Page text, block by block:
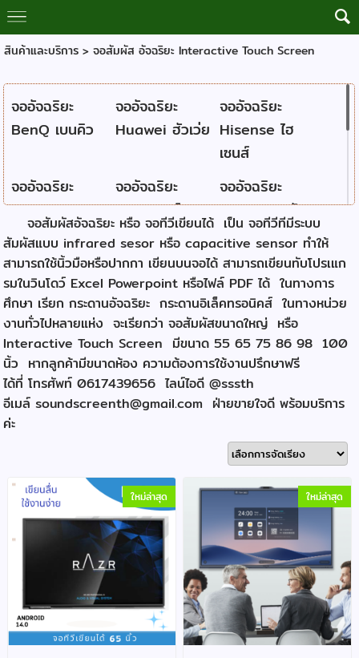
สินค้าและบริการ> จอสัมผัส อัจฉริยะ Interactive Touch Screen
จออัจฉริยะ
BenQ เบนคิว
จออัจฉริยะ
Huawei ฮัวเว่ย
จออัจฉริยะ
Hisense ไฮ
เซนส์
จออัจฉริยะ
Maxhub แมก
ซ์ฮับ
จออัจฉริยะ
Razr เรซส์
จออัจฉริยะ
Samsung ซัม
ซุง
จออัจฉริยะ
Vertex เวอร์
เทคซ์
จออัจฉริยะ
Viewsonic วิว
โซนิ...
จออัจฉริยะ
vivitek วิวีเทค
จออัจฉริยะ
Innex
จออัจฉริยะ
QOMO
จอสัมผัสอัจฉริยะ หรือ จอทีวีเขียนได้ เป็น จอทีวีทีมีระบบ
สัมผัสแบบ infrared sesor หรือ capacitive sensor ทำให้
สามารถใช้นิ้วมือหรือปากกา เขียนบนจอได้ สามารถเขียนทับโปรเแก
รมในวินโดว์ Excel Powerpoint หรือไฟล์ PDF ได้ ในทางการ
ศึกษา เรียก กระดานอัจฉริยะ กระดานอิเล็คทรอนิคส์ ในทางหน่วย
งานทั่วไปหลายแห่ง จะเรียกว่า จอสัมผัสขนาดใหญ่ หรือ
Interactive Touch Screen มีขนาด 55 65 75 86 98 100
นิ้ว หากลูกค้ามีขนาดห้อง ความต้องการใช้งานปรึกษาฟรี
ได้ที่ โทรศัพท์ 0617439656 ไลน์ไอดี @sssth
อีเมล์soundscreenth@gmail.com ฝ่ายขายใจดี พร้อมบริการ
ค่ะ
ใหม่ล่าสุด ใหม่ล่าสุด